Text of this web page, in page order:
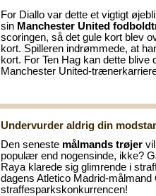
For Diallo var dette et vigtigt
sin Manchester United
scoringen, så det gule kort blev
kort. Spilleren indrømmede, at
kort. For Ten Hag kan dette
Manchester United-
Undervurder aldrig din
Den seneste målmands trøjer
populær end nogensinde, ikke?
Raya klarede sig glimrende i
dagens Atletico Madrid-
straffesparkskonkurrencen!